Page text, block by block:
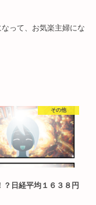
って、お気楽主婦にな
その他
？日経平均１６３８円